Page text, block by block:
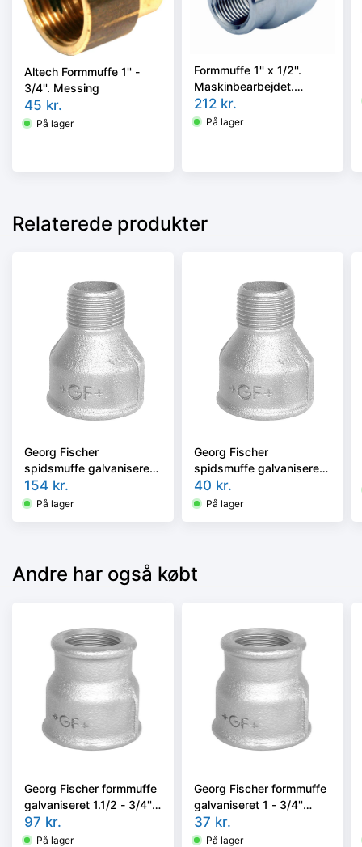
Altech Formmuffe 1'' -
3/4''. Messing
45 kr.
På lager
Formmuffe 1'' x 1/2''.
Maskinbearbejdet.
Rustfri AISI 316
212 kr.
På lager
Relaterede produkter
Georg Fischer
spidsmuffe galvaniseret
2 - 1.1/2'' muffe - nippel
154 kr.
På lager
Georg Fischer
spidsmuffe galvaniseret
1/4 - 1/8'' muffe - nippel
40 kr.
På lager
Andre har også købt
Georg Fischer formmuffe
galvaniseret 1.1/2 - 3/4''
muffe-muffe
97 kr.
På lager
Georg Fischer formmuffe
galvaniseret 1 - 3/4''
muffe-muffe
37 kr.
På lager